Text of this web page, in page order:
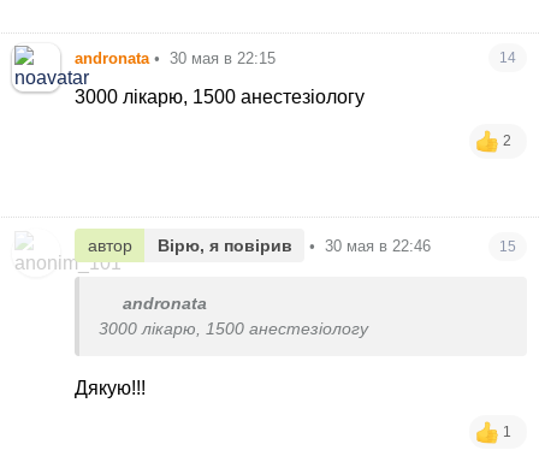
andronata • 30 мая в 22:15 14
3000 лікарю, 1500 анестезіологу
2
автор Вірю, я повірив • 30 мая в 22:46 15
andronata
3000 лікарю, 1500 анестезіологу
Дякую!!!
1